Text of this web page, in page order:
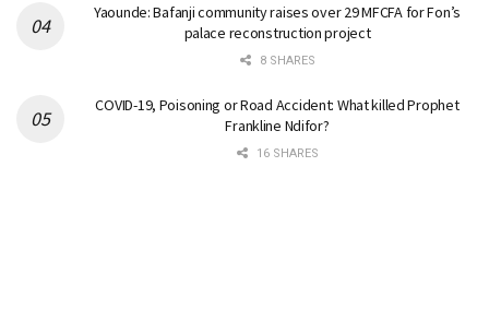
Yaounde: Bafanji community raises over 29 MFCFA for Fon’s
palace reconstruction project
8 SHARES
COVID-19, Poisoning or Road Accident: What killed Prophet
Frankline Ndifor?
16 SHARES